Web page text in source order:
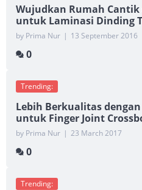
Wujudkan Rumah Cantik
untuk Laminasi Dinding
by Prima Nur | 13 September 2016
0
Trending:
Lebih Berkualitas
untuk Finger Joint
by Prima Nur | 23 March 2017
0
Trending: